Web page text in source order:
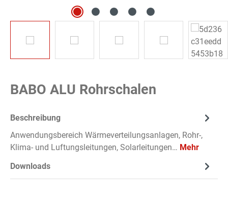
BABO ALU Rohrschalen
Beschreibung
Anwendungsbereich Wärmeverteilungsanlagen, Rohr-,
Klima- und Luftungsleitungen, Solarleitungen… Mehr
Downloads